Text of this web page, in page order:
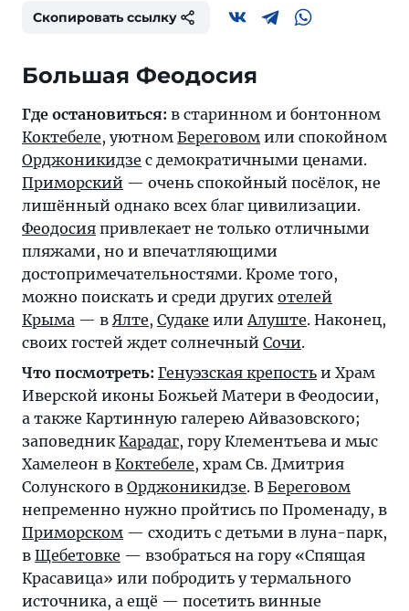
Скопировать ссылку
Большая Феодосия
Где остановиться: в старинном и бонтонном
Коктебеле, уютном Береговом или спокойном
Орджоникидзе с демократичными ценами.
Приморский — очень спокойный посёлок, не
лишённый однако всех благ цивилизации.
Феодосия привлекает не только отличными
пляжами, но и впечатляющими
достопримечательностями. Кроме того,
можно поискать и среди других отелей
Крыма — в Ялте, Судаке или Алуште. Наконец,
своих гостей ждет солнечный Сочи.
Что посмотреть: Генуэзская крепость и Храм
Иверской иконы Божьей Матери в Феодосии,
а также Картинную галерею Айвазовского;
заповедник Карадаг, гору Клементьева и мыс
Хамелеон в Коктебеле, храм Св. Дмитрия
Солунского в Орджоникидзе. В Береговом
непременно нужно пройтись по Променаду, в
Приморском — сходить с детьми в луна-парк,
в Щебетовке — взобраться на гору «Спящая
Красавица» или побродить у термального
источника, а ещё — посетить винные